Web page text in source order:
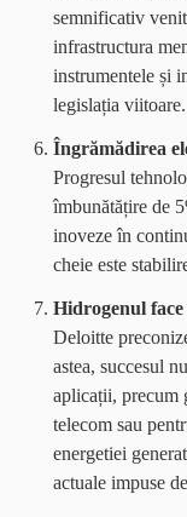
semnificativ
infrastructura
instrumentele și
legislația viitoare.
Îngrămădirea
Progresul
îmbunătățire de
inoveze în
cheie este
Hidrogenul
Deloitte
astea, succesul
aplicații, precum
telecom sau
energetiei
actuale impuse